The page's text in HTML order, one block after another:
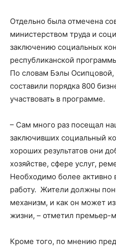
Отдельно была отмечена
министерством труда и
заключению социальных
республиканской
По словам Бэлы Осипцовой,
составили порядка 800
участвовать в программе.
– Сам много раз посещал
заключивших социальный
хороших результатов они
хозяйстве, сфере услуг,
Необходимо более активно
работу. Жители должны
механизм, и как он может
жизни, – отметил премьер-
Кроме того, по мнению